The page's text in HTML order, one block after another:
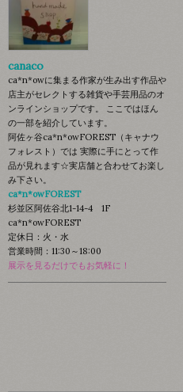
canaco
ca*n*owに集まる作家が生み出す作品や
店主がセレクトする雑貨や手芸用品のオ
ンラインショップです。 ここではほん
の一部を紹介しています。
阿佐ヶ谷ca*n*owFOREST（キャナウ
フォレスト）では 実際に手にとって作
品が見れます☆実店舗と合わせてお楽し
み下さい。
ca*n*owFOREST
杉並区阿佐谷北1-14-4 1F
ca*n*owFOREST
定休日：火・水
営業時間：11:30～18:00
展示を見るだけでもお気軽に！